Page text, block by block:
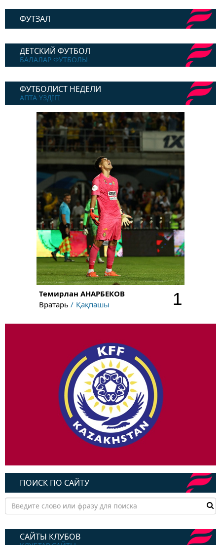
ФУТЗАЛ
ДЕТСКИЙ ФУТБОЛ
БАЛАЛАР ФУТБОЛЫ
ФУТБОЛИСТ НЕДЕЛИ
АПТА ҮЗДІГІ
Темирлан АНАРБЕКОВ
Вратарь
Қақпашы 1
ПОИСК ПО САЙТУ
САЙТЫ КЛУБОВ